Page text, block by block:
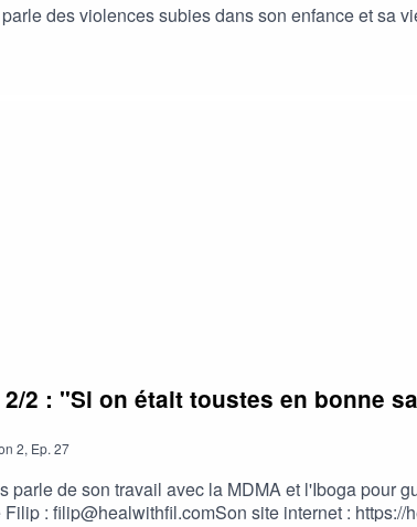
des violences subies dans son enfance et sa
2 : "Si on était toustes en bonne
2, Ep. 27
parle de son travail avec la MDMA et l'Iboga pour
: filip@healwithfil.comSon site internet : https://